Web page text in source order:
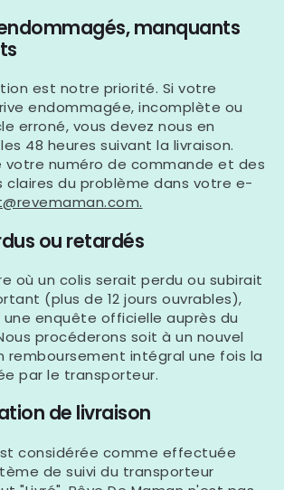
manquants
est notre priorité. Si votre
endommagée, incomplète ou
erroné, vous devez nous en
48 heures suivant la livraison.
votre numéro de commande et des
claires du problème dans votre e-
ou retardés
où un colis serait perdu ou subirait
(plus de 12 jours ouvrables),
une enquête officielle auprès du
procéderons soit à un nouvel
remboursement intégral une fois la
par le transporteur.
de livraison
considérée comme effectuée
de suivi du transporteur